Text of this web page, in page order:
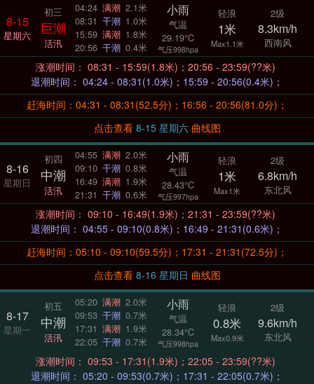
8-15
星期六
初三
巨潮
活汛
04:24 满潮 2.1米
08:31 干潮 1.0米
15:59 满潮 1.8米
20:56 干潮 0.4米
小雨
气温
29.19°C
气压998hpa
轻浪
1米
Max1.1米
2级
8.3km/h
西南风
涨潮时间： 08:31 - 15:59(1.8米)；20:56 - 23:59(??米)
退潮时间： 04:24 - 08:31(1.0米)；15:59 - 20:56(0.4米)；
赶海时间：04:31 - 08:31(52.5分)；16:56 - 20:56(81.0分)；
点击查看
8-15 星期六 曲线图
8-16
星期日
初四
中潮
活汛
04:55 满潮 2.0米
09:10 干潮 0.8米
16:49 满潮 1.9米
21:31 干潮 0.6米
小雨
气温
28.43°C
气压997hpa
轻浪
1米
Max1米
2级
6.8km/h
东北风
涨潮时间： 09:10 - 16:49(1.9米)；21:31 - 23:59(??米)
退潮时间： 04:55 - 09:10(0.8米)；16:49 - 21:31(0.6米)；
赶海时间：05:10 - 09:10(59.5分)；17:31 - 21:31(72.5分)；
点击查看
8-16 星期日 曲线图
8-17
星期一
初五
中潮
活汛
05:20 满潮 2.0米
09:53 干潮 0.7米
17:31 满潮 1.9米
22:05 干潮 0.7米
小雨
气温
28.34°C
气压998hpa
轻浪
0.8米
Max0.9米
2级
9.6km/h
东北风
涨潮时间： 09:53 - 17:31(1.9米)；22:05 - 23:59(??米)
退潮时间： 05:20 - 09:53(0.7米)；17:31 - 22:05(0.7米)；